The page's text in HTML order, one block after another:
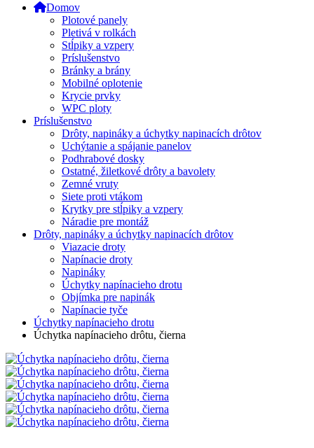
Domov
Plotové panely
Pletivá v rolkách
Stĺpiky a vzpery
Príslušenstvo
Bránky a brány
Mobilné oplotenie
Krycie prvky
WPC ploty
Príslušenstvo
Drôty, napináky a úchytky napinacích drôtov
Uchýtanie a spájanie panelov
Podhrabové dosky
Ostatné, žiletkové drôty a bavolety
Zemné vruty
Siete proti vtákom
Krytky pre stĺpiky a vzpery
Náradie pre montáž
Drôty, napináky a úchytky napinacích drôtov
Viazacie droty
Napínacie droty
Napináky
Úchytky napínacieho drotu
Objímka pre napinák
Napínacie tyče
Úchytky napínacieho drotu
Úchytka napínacieho drôtu, čierna